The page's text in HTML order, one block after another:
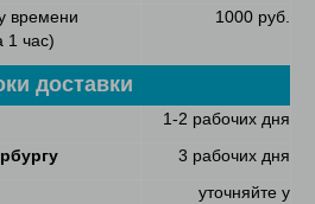
времени
1 час)
1000 руб.
доставки
1-2 рабочих дня
3 рабочих дня
уточняйте у